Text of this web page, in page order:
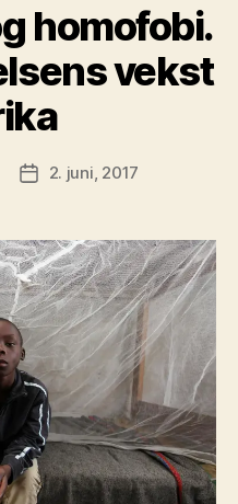
homofobi.
vekst
Publiseringsdato
2. juni, 2017